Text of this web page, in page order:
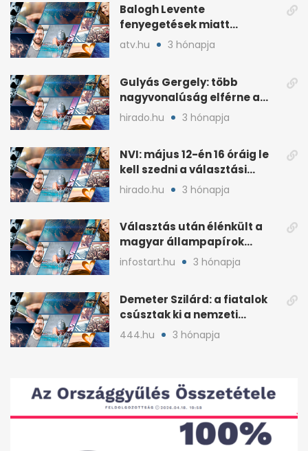
Balogh Levente
fenyegetések miatt
lemondta erdélyi előadás-
atv.hu 3 hónapja
Gulyás Gergely: több
nagyvonalúság elférne a
kétharmados győztesekben
hirado.hu 3 hónapja
NVI: május 12-én 16 óráig le
kell szedni a választási
plakátokat
hirado.hu 3 hónapja
Választás után élénkült a
magyar állampapírok
lakossági értékesítése
infostart.hu 3 hónapja
Demeter Szilárd: a fiatalok
csúsztak ki a nemzeti
kultúrából
444.hu 3 hónapja